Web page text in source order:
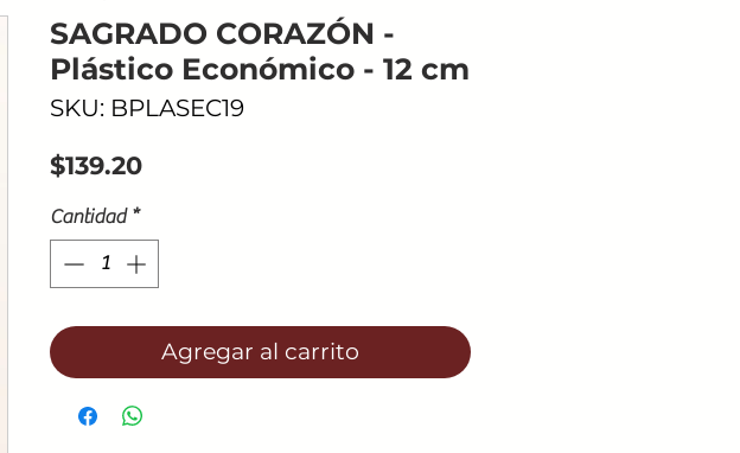
SAGRADO CORAZÓN -
Plástico Económico - 12 cm
SKU: BPLASEC19
$139.20Precio
Cantidad *
Agregar al carrito